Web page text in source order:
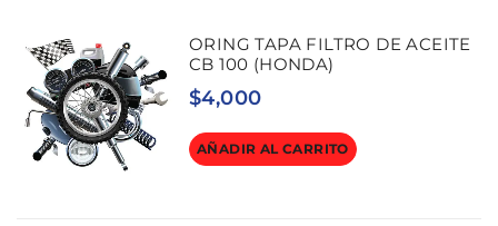
ORING TAPA FILTRO DE ACEITE
CB 100 (HONDA)
$4,000
AÑADIR AL CARRITO